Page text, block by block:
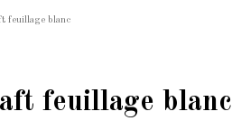
feuillage blanc
feuillage blanc